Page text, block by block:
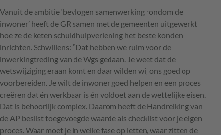
Vanuit de ambitie ‘bevlogen samenwerking rondom de
inwoner’ heeft de GR samen met de gemeenten uitgewerkt
hoe ze de keten schuldhulpverlening het beste konden
inrichten. Schwillens: “Dat hebben we ruim voor de
inwerkingtreding van de Wgs gedaan. Je weet dat de
wetswijziging eraan komt en daar wilden wij ons goed op
voorbereiden. Je wilt de inwoner goed helpen en een proces
creëren dat én werkbaar is én voldoet aan de wettelijke eisen.
Dat is behoorlijk complex. Daarom heeft de Handreiking van
de AP beslist toegevoegde waarde als checklist voor je eigen
proces. Waar moet je in welke fase op letten, waar zitten de